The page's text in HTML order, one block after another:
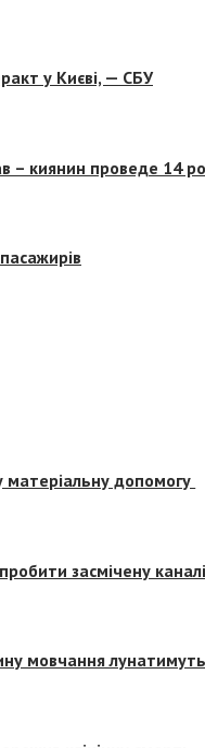
у Києві, — СБУ
– киянин проведе 14
допомогу
засмічену
мовчання